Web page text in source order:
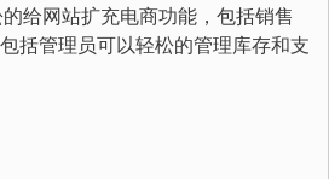
的给网站扩充电商功能，包括销售
括管理员可以轻松的管理库存和支